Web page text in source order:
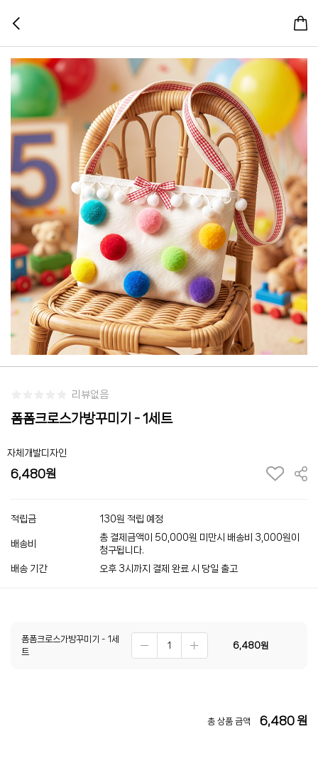
리뷰없음
폼폼크로스가방꾸미기 - 1세트
자체개발디자인
6,480
적립금 130원 적립 예정
배송비
총 결제금액이 50,000원 미만시 배송비 3,000원이
청구됩니다.
배송 기간
오후 3시까지 결제 완료 시 당일 출고
폼폼크로스가방꾸미기 - 1세
트
6,480원
총 상품 금액 6,480원